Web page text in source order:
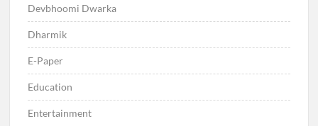
Devbhoomi Dwarka
Dharmik
E-Paper
Education
Entertainment